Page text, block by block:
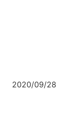
2020/09/28